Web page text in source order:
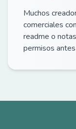
Muchos
comerciales
readme o
permisos